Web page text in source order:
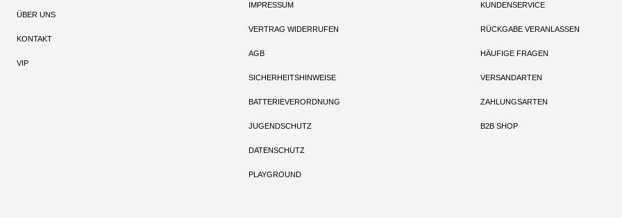
ÜBER UNS
KONTAKT
VIP
IMPRESSUM
VERTRAG WIDERRUFEN
AGB
SICHERHEITSHINWEISE
BATTERIEVERORDNUNG
JUGENDSCHUTZ
DATENSCHUTZ
PLAYGROUND
KUNDENSERVICE
RÜCKGABE VERANLASSEN
HÄUFIGE FRAGEN
VERSANDARTEN
ZAHLUNGSARTEN
B2B SHOP